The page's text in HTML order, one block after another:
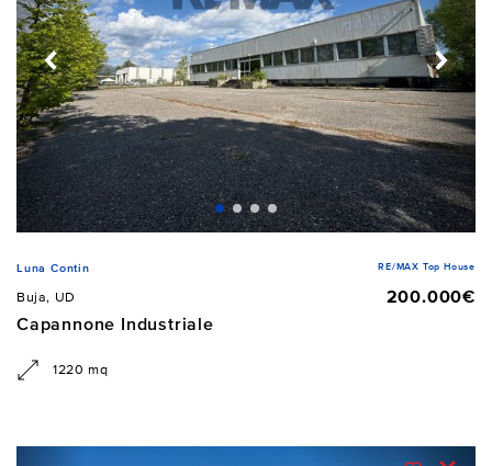
Luna Contin RE/MAX Top House
Buja, UD
200.000€
Capannone Industriale
1220 mq